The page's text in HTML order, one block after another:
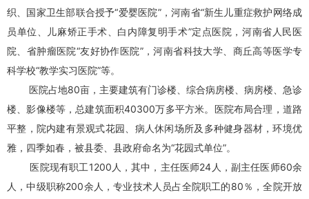
织、国家卫生部联合授予“爱婴医院”，河南省“新生儿重症救护网络成
员单位、儿麻矫正手术、白内障复明手术”定点医院，河南省人民医
院、省肿瘤医院“友好协作医院”，河南省科技大学、商丘高等医学专
科学校“教学实习医院”等。
医院占地80亩，主要建筑有门诊楼、综合病房楼、病房楼、急诊
楼、影像楼等，总建筑面积40300万多平方米。医院布局合理，道路
平整，院内建有景观式花园、病人休闲场所及多种健身器材，环境优
雅，四季如春，被县委、县政府命名为“花园式单位”。
医院现有职工1200人，其中，主任医师24人，副主任医师60余
人，中级职称200余人，专业技术人员占全院职工的80％，全院开放